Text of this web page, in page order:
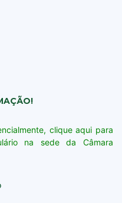
clique aqui para
na sede da Câmara